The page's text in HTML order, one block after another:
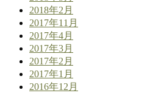
2018年2月
2017年11月
2017年4月
2017年3月
2017年2月
2017年1月
2016年12月